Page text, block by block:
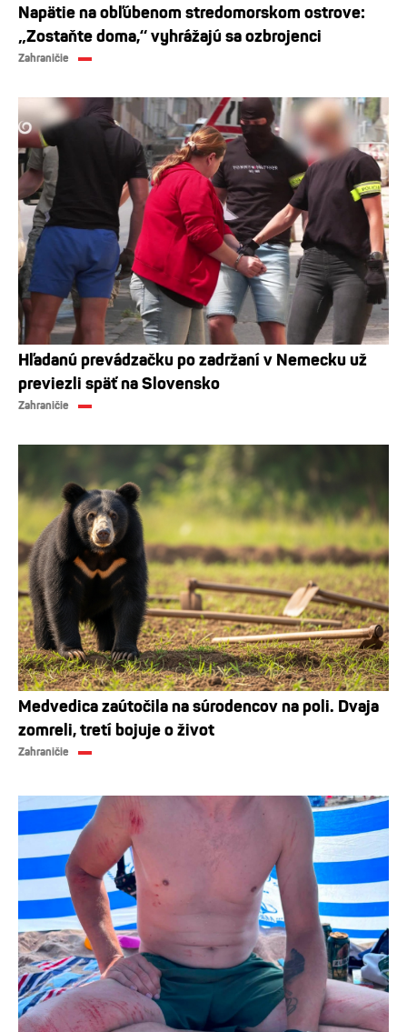
Napätie na obľúbenom stredomorskom ostrove:
„Zostaňte doma,“ vyhrážajú sa ozbrojenci
Zahraničie
Hľadanú prevádzačku po zadržaní v Nemecku už
previezli späť na Slovensko
Zahraničie
Medvedica zaútočila na súrodencov na poli. Dvaja
zomreli, tretí bojuje o život
Zahraničie